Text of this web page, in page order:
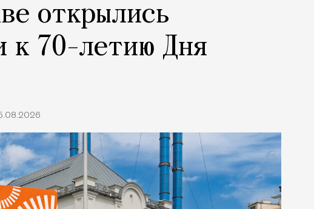
открылись
к 70-летию Дня